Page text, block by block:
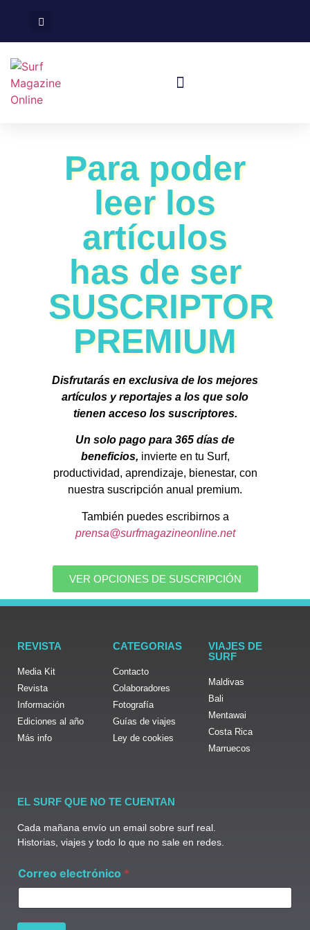
Para poder
leer los
artículos
has de ser
SUSCRIPTOR
PREMIUM
Disfrutarás en exclusiva de los mejores
artículos y reportajes a los que solo
tienen acceso los suscriptores.
Un solo pago para 365 días de
beneficios, invierte en tu Surf,
productividad, aprendizaje, bienestar, con
nuestra suscripción anual premium.
También puedes escribirnos a
prensa@surfmagazineonline.net
VER OPCIONES DE SUSCRIPCIÓN
REVISTA
Media Kit
Revista
Información
Ediciones al año
Más info
CATEGORIAS
Contacto
Colaboradores
Fotografía
Guías de viajes
Ley de cookies
VIAJES DE
SURF
Maldivas
Bali
Mentawai
Costa Rica
Marruecos
EL SURF QUE NO TE CUENTAN
Cada mañana envío un email sobre surf real.
Historias, viajes y todo lo que no sale en redes.
o
r
Correo electrónico *